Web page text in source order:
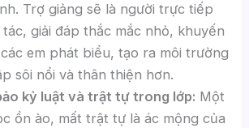
Trợ giảng sẽ là người trực tiếp
giải đáp thắc mắc nhỏ, khuyến
em phát biểu, tạo ra môi trường
sôi nổi và thân thiện hơn.
kỷ luật và trật tự trong lớp: Một
ồn ào, mất trật tự là ác mộng của